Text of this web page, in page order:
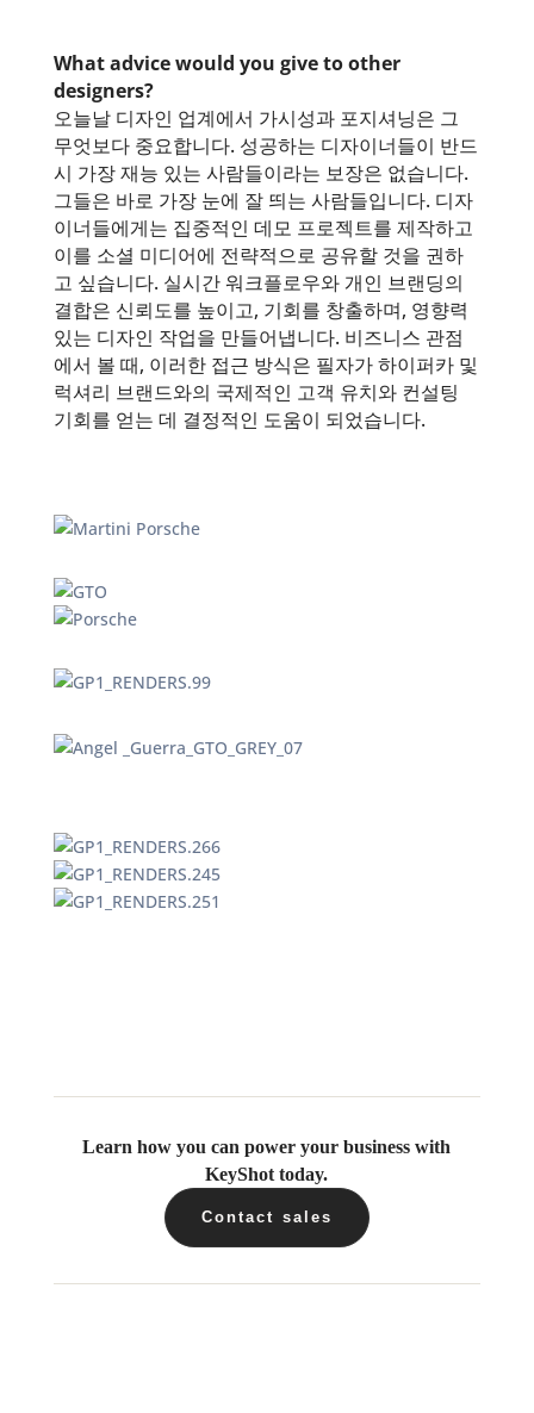
What advice would you give to other
designers?
오늘날 디자인 업계에서 가시성과 포지셔닝은 그
무엇보다 중요합니다. 성공하는 디자이너들이 반드
시 가장 재능 있는 사람들이라는 보장은 없습니다.
그들은 바로 가장 눈에 잘 띄는 사람들입니다. 디자
이너들에게는 집중적인 데모 프로젝트를 제작하고
이를 소셜 미디어에 전략적으로 공유할 것을 권하
고 싶습니다. 실시간 워크플로우와 개인 브랜딩의
결합은 신뢰도를 높이고, 기회를 창출하며, 영향력
있는 디자인 작업을 만들어냅니다. 비즈니스 관점
에서 볼 때, 이러한 접근 방식은 필자가 하이퍼카 및
럭셔리 브랜드와의 국제적인 고객 유치와 컨설팅
기회를 얻는 데 결정적인 도움이 되었습니다.
Learn how you can power your business with
KeyShot today.
Contact sales